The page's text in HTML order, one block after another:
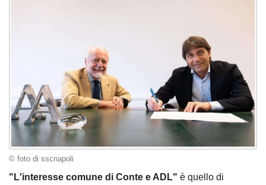
© foto di sscnapoli
"L'interesse comune di Conte e ADL" è quello di